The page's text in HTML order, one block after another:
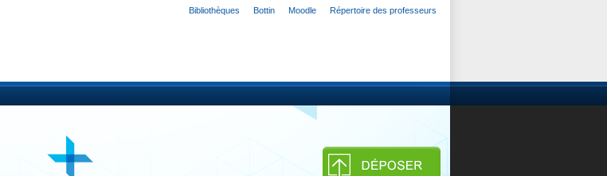
Bibliothèques Bottin Moodle Répertoire des professeurs